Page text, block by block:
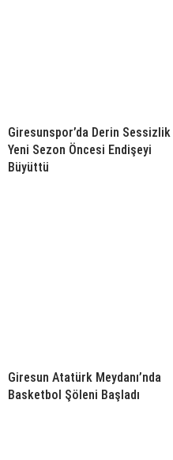
Giresunspor’da Derin Sessizlik
Yeni Sezon Öncesi Endişeyi
Büyüttü
Giresun Atatürk Meydanı’nda
Basketbol Şöleni Başladı